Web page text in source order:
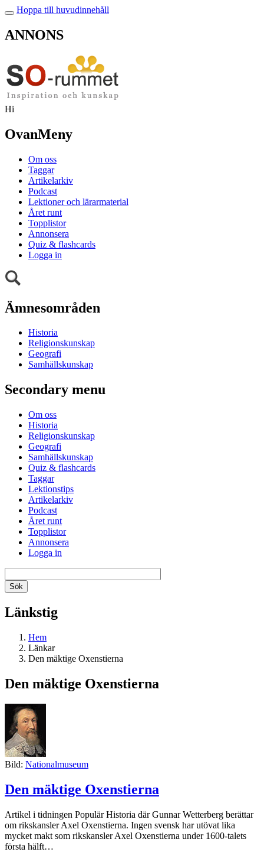
Hoppa till huvudinnehåll
ANNONS
Hi
OvanMeny
Om oss
Taggar
Artikelarkiv
Podcast
Lektioner och lärarmaterial
Året runt
Topplistor
Annonsera
Quiz & flashcards
Logga in
Ämnesområden
Historia
Religionskunskap
Geografi
Samhällskunskap
Secondary menu
Om oss
Historia
Religionskunskap
Geografi
Samhällskunskap
Quiz & flashcards
Taggar
Lektionstips
Artikelarkiv
Podcast
Året runt
Topplistor
Annonsera
Logga in
Länkstig
Hem
Länkar
Den mäktige Oxenstierna
Den mäktige Oxenstierna
Bild: Nationalmuseum
Den mäktige Oxenstierna
Artikel i tidningen Populär Historia där Gunnar Wetterberg berättar
om rikskansler Axel Oxenstierna. Ingen svensk har utövat lika
mycket makt som rikskansler Axel Oxenstierna under 1600-talets
första hälft…